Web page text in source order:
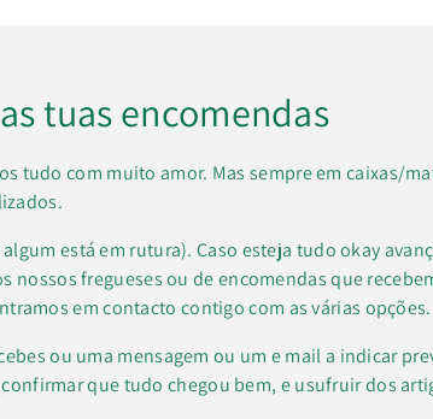
tuas encomendas
tudo com muito amor. Mas sempre em caixas/
está em rutura). Caso esteja tudo okay
fregueses ou de encomendas que
em contacto contigo com as várias opções.
ou uma mensagem ou um e mail a indicar
que tudo chegou bem, e usufruir dos